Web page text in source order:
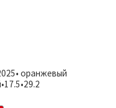
оранжевый